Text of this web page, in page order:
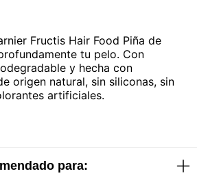
Fructis Hair Food Piña de
tu pelo. Con
y hecha con
origen natural, sin siliconas, sin
artificiales.
para: